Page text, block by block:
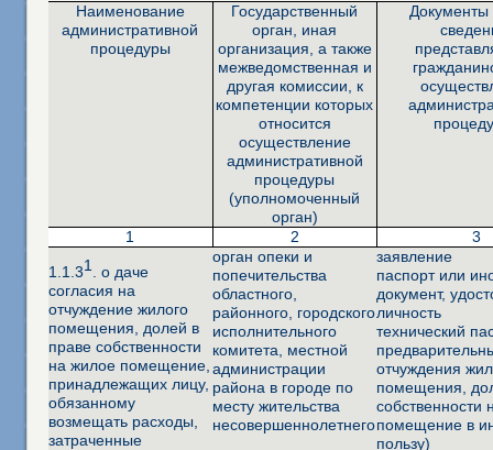
Наименование
административной
процедуры
Государственный
орган, иная
организация, а также
межведомственная и
другая комиссии, к
компетенции которых
относится
осуществление
административной
процедуры
(уполномоченный
орган)
1 2
3
1.1.31
. о даче
согласия на
отчуждение жилого
помещения, долей в
праве собственности
на жилое помещение,
принадлежащих лицу,
обязанному
возмещать расходы,
затраченные
орган опеки и
попечительства
областного,
районного, городского
исполнительного
комитета, местной
администрации
района в городе по
месту жительства
несовершеннолетнего
заявление
паспорт или
документ,
личность
технический
отчуждения
помещения,
собственности
помещение в
пользу)